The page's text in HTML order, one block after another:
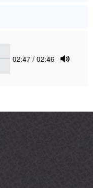
Current
02:47 / 02:46